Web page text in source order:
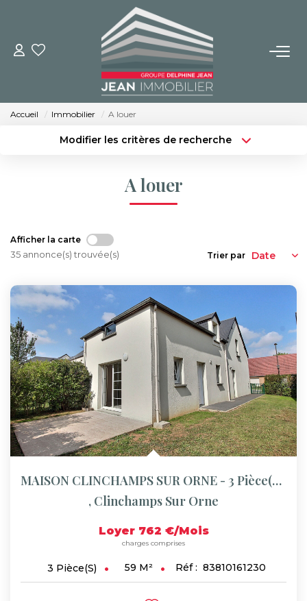
NOS BIENS
Achat
Immobilier Neuf
BUREAUX ET COMMERCES
IMMOBILIER NEUF
Syndic De Copropriété
Gestion Locative
NOS AGENCES
Qui Sommes-Nous ?
Actualités
CONTACT
ACCÈS CLIENTS
Accueil Immobilier A louer
Modifier les critères de recherche
A louer
Afficher la carte
35 annonce(s) trouvée(s) Trier par
MAISON CLINCHAMPS SUR ORNE - 3 Pièce(s) - 58 M²
, Clinchamps Sur Orne
Loyer 762 €/mois
charges comprises
3 Pièce(s) 59 M² Réf : 83810161230